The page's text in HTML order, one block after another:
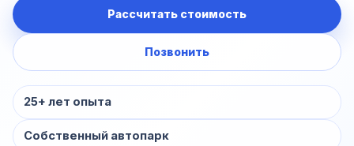
Рассчитать стоимость
Позвонить
25+ лет опыта
Собственный автопарк